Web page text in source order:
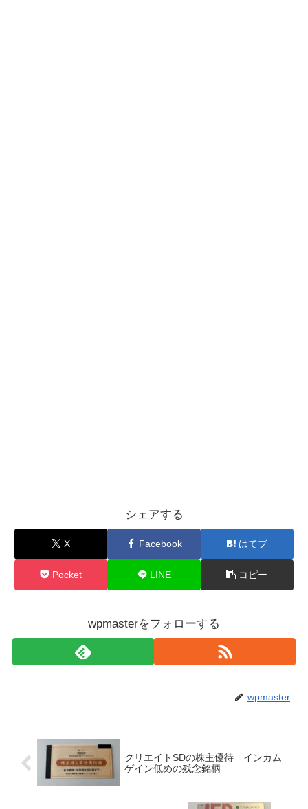
シェアする
X Facebook はてブ
Pocket LINE コピー
wpmasterをフォローする
wpmaster
クリエイトSDの株主優待 インカム
ゲイン低めの残念銘柄